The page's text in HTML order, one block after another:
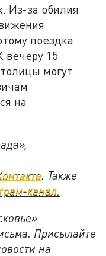
Из-за обилия
поездка
вечеру 15
могут
на
. Также
канал.
Присылайте
на